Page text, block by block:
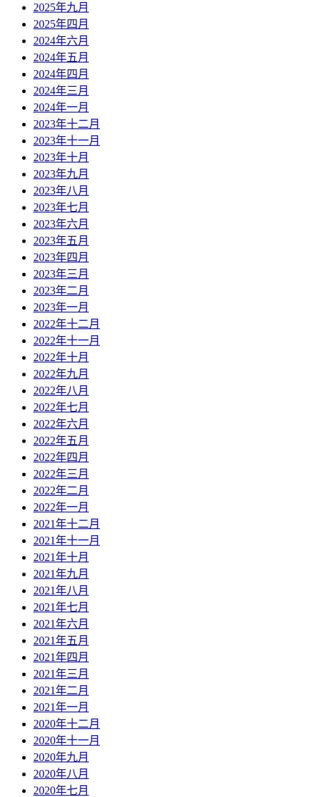
2025年九月
2025年四月
2024年六月
2024年五月
2024年四月
2024年三月
2024年一月
2023年十二月
2023年十一月
2023年十月
2023年九月
2023年八月
2023年七月
2023年六月
2023年五月
2023年四月
2023年三月
2023年二月
2023年一月
2022年十二月
2022年十一月
2022年十月
2022年九月
2022年八月
2022年七月
2022年六月
2022年五月
2022年四月
2022年三月
2022年二月
2022年一月
2021年十二月
2021年十一月
2021年十月
2021年九月
2021年八月
2021年七月
2021年六月
2021年五月
2021年四月
2021年三月
2021年二月
2021年一月
2020年十二月
2020年十一月
2020年九月
2020年八月
2020年七月